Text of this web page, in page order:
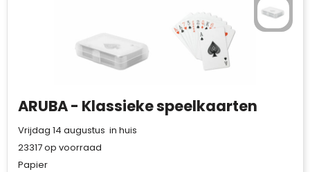
ARUBA - Klassieke speelkaarten
Vrijdag 14 augustus in huis
23317op voorraad
Papier